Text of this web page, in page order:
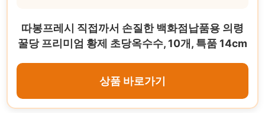
따봉프레시 직접까서 손질한 백화점납품용 의령
꿀당 프리미엄 황제 초당옥수수, 10개, 특품 14cm
상품 바로가기